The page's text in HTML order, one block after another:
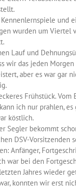
und
wurden um Viertel
Lauf und
wir das jeden
aber es war gar
Frühstück. Vom
ich nur prahlen,
köstlich.
Segler bekommt
DSV-Vorsitzenden
Anfänger,
war bei den
Jahres wieder
konnten wir erst